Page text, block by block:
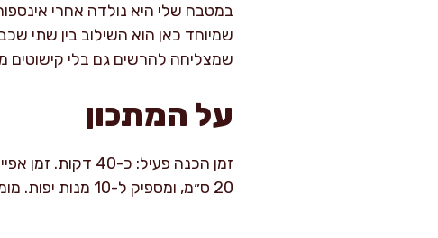
במטבח שלי היא נולדה אחרי
שמיוחד כאן הוא השילוב בין שתי
שמצליחה להרשים גם בלי קישוטים
על המתכון
20 ס״מ, ומספיק ל-10 מנות יפות. מומלץ להקדיש זמן לקירור כדי לקבל חיתוך נקי ושכבות ישרות.